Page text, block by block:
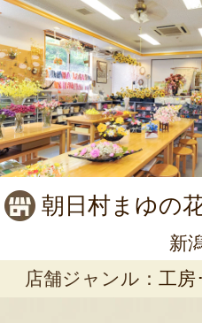
朝日村まゆの
新
店舗ジャンル： 工房